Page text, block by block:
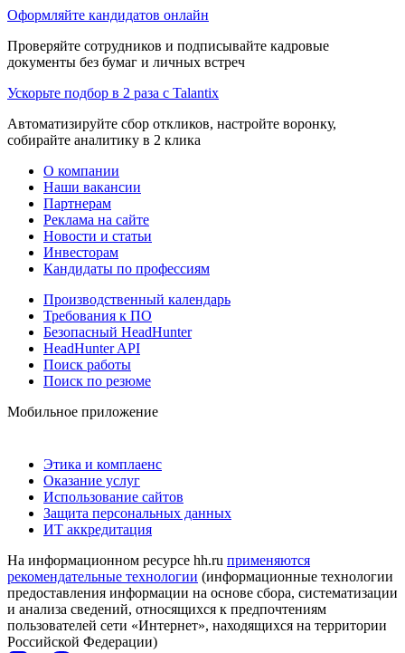
Оформляйте кандидатов онлайн
Проверяйте сотрудников и подписывайте кадровые
документы без бумаг и личных встреч
Ускорьте подбор в 2 раза с Talantix
Автоматизируйте сбор откликов, настройте воронку,
собирайте аналитику в 2 клика
О компании
Наши вакансии
Партнерам
Реклама на сайте
Новости и статьи
Инвесторам
Кандидаты по профессиям
Производственный календарь
Требования к ПО
Безопасный HeadHunter
HeadHunter API
Поиск работы
Поиск по резюме
Мобильное приложение
Этика и комплаенс
Оказание услуг
Использование сайтов
Защита персональных данных
ИТ аккредитация
На информационном ресурсе hh.ru применяются
рекомендательные технологии (информационные технологии
предоставления информации на основе сбора, систематизации
и анализа сведений, относящихся к предпочтениям
пользователей сети «Интернет», находящихся на территории
Российской Федерации)